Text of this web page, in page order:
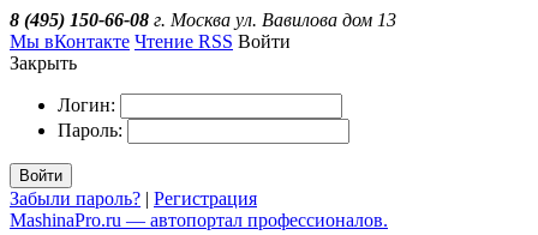
8 (495) 150-66-08 г. Москва ул. Вавилова дом 13
Мы вКонтакте Чтение RSS Войти
Закрыть
Логин:
Пароль:
Войти
Забыли пароль? | Регистрация
MashinaPro.ru — автопортал профессионалов.